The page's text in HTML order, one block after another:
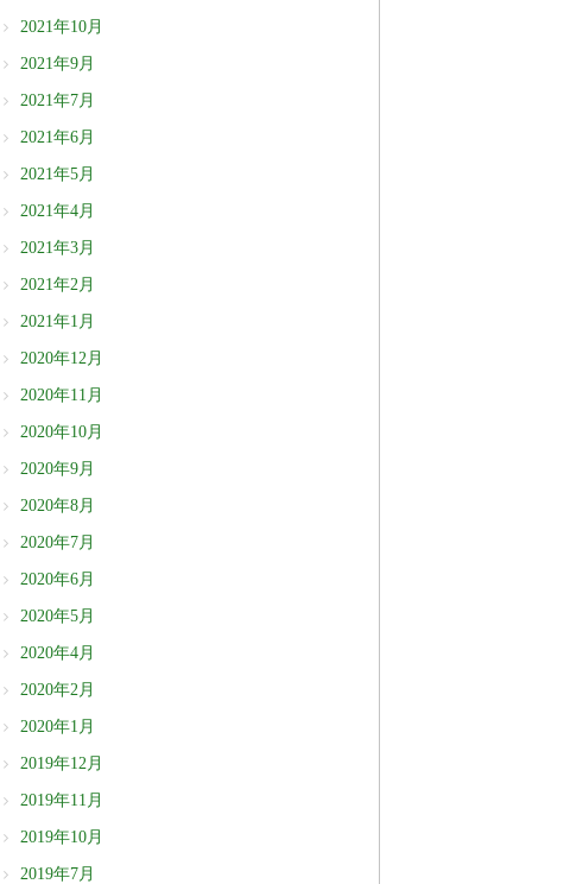
2021年10月
2021年9月
2021年7月
2021年6月
2021年5月
2021年4月
2021年3月
2021年2月
2021年1月
2020年12月
2020年11月
2020年10月
2020年9月
2020年8月
2020年7月
2020年6月
2020年5月
2020年4月
2020年2月
2020年1月
2019年12月
2019年11月
2019年10月
2019年7月